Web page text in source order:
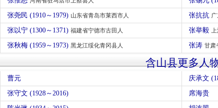
张尧民 (1910～1979) 山东省青岛市莱西市人 张抗抗
张以宁 (1300～1371) 福建省宁德市古田人 张举毅
张秋梅 (1959～1973) 黑龙江绥化青冈县人 张涛 甘肃
含山县更多人
曹元 庆承文
张守文 (1928～2016) 席海贵